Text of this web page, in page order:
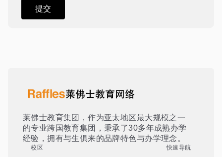
莱佛士教育集团，作为亚太地区最大规模之一
的专业跨国教育集团，秉承了30多年成熟办学
经验，拥有与生俱来的品牌特色与办学理念。
校区 快速导航